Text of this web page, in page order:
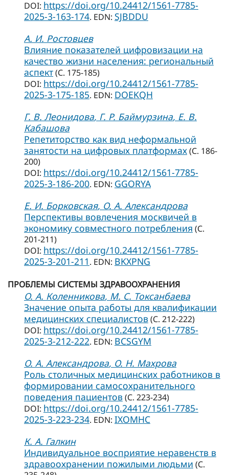
DOI: https://doi.org/10.24412/1561-7785-
2025-3-163-174. EDN: SJBDDU
А. И. Ростовцев
Влияние показателей цифровизации на
качество жизни населения: региональный
аспект(С. 175-185)
DOI: https://doi.org/10.24412/1561-7785-
2025-3-175-185. EDN: DOEKQH
Г. В. Леонидова, Г. Р. Баймурзина, Е. В.
Кабашова
Репетиторство как вид неформальной
занятости на цифровых платформах(С. 186-
200)
DOI: https://doi.org/10.24412/1561-7785-
2025-3-186-200. EDN: GGORYA
Е. И. Борковская, О. А. Александрова
Перспективы вовлечения москвичей в
экономику совместного потребления (С.
201-211)
DOI: https://doi.org/10.24412/1561-7785-
2025-3-201-211. EDN: BKXPNG
ПРОБЛЕМЫ СИСТЕМЫ ЗДРАВООХРАНЕНИЯ
О. А. Коленникова, М. С. Токсанбаева
Значение опыта работы для квалификации
медицинских специалистов(С. 212-222)
DOI: https://doi.org/10.24412/1561-7785-
2025-3-212-222. EDN: BCSGYM
О. А. Александрова, О. Н. Махрова
Роль столичных медицинских работников в
формировании самосохранительного
поведения пациентов(С. 223-234)
DOI: https://doi.org/10.24412/1561-7785-
2025-3-223-234. EDN: IXOMHC
К. А. Галкин
Индивидуальное восприятие неравенств в
здравоохранении пожилыми людьми (С.